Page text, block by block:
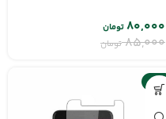
۸۵,۰۰۰ تومان
۸۰,۰۰۰تومان
-6%